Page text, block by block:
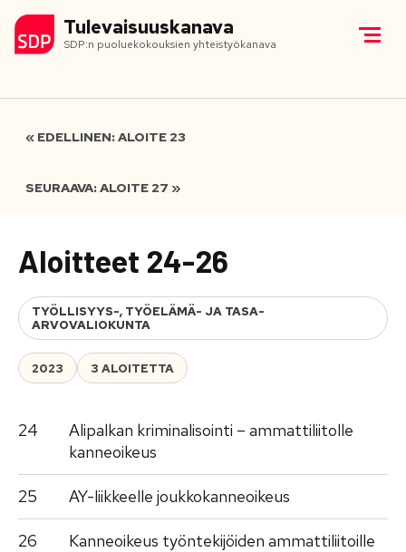
Tulevaisuuskanava
SDP:n puoluekokouksien yhteistyökanava
« EDELLINEN: ALOITE 23
SEURAAVA: ALOITE 27 »
Aloitteet 24-26
TYÖLLISYYS-, TYÖELÄMÄ- JA TASA-
ARVOVALIOKUNTA
2023 3 ALOITETTA
24
Alipalkan kriminalisointi – ammattiliitolle
kanneoikeus
25 AY-liikkeelle joukkokanneoikeus
26 Kanneoikeus työntekijöiden ammattiliitoille